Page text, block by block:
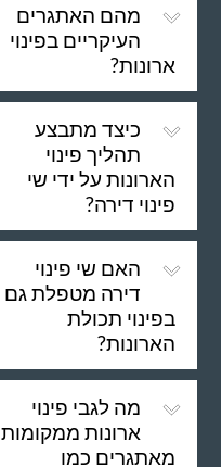
מהם האתגרים
העיקריים בפינוי
ארונות?
כיצד מתבצע
תהליך פינוי
הארונות על ידי שי
פינוי דירה?
האם שי פינוי
דירה מטפלת גם
בפינוי תכולת
הארונות?
מה לגבי פינוי
ארונות ממקומות
מאתגרים כמו